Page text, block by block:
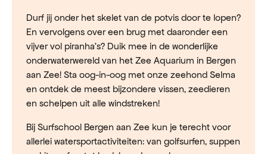
Durf jij onder het skelet van de potvis door te lopen?
En vervolgens over een brug met daaronder een
vijver vol piranha’s? Duik mee in de wonderlijke
onderwaterwereld van het Zee Aquarium in Bergen
aan Zee! Sta oog-in-oog met onze zeehond Selma
en ontdek de meest bijzondere vissen, zeedieren
en schelpen uit alle windstreken!
Bij Surfschool Bergen aan Zee kun je terecht voor
allerlei watersportactiviteiten: van golfsurfen, suppen